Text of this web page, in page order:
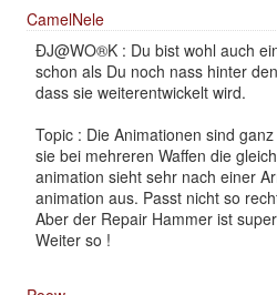
CamelNele
ÐJ@WO®K : Du bist wohl auch
schon als Du noch nass hinter
dass sie weiterentwickelt wird.
Topic : Die Animationen sind
sie bei mehreren Waffen die
animation sieht sehr nach einer
animation aus. Passt nicht so
Aber der Repair Hammer ist
Weiter so !